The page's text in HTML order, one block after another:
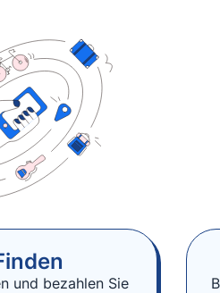
und bezahlen Sie